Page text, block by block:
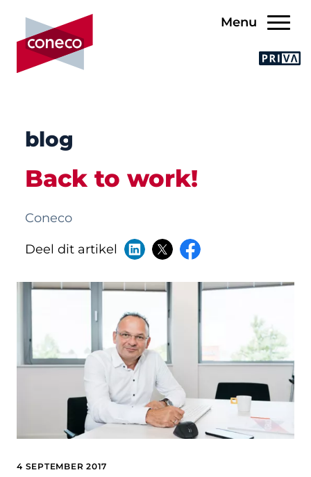
Menu
blog
Back to work!
Coneco
Deel dit artikel
4 SEPTEMBER 2017